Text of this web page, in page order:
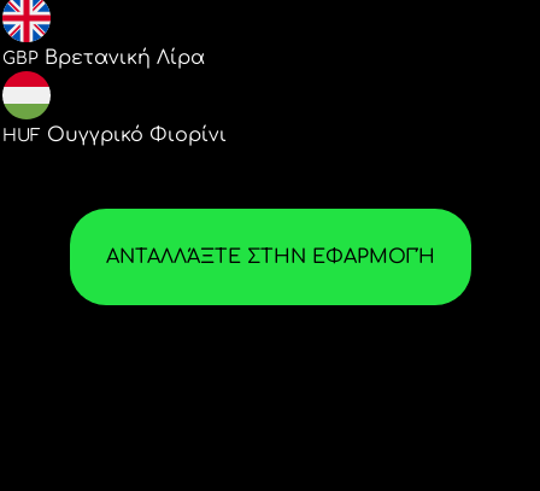
GBP Βρετανική Λίρα
HUF Ουγγρικό Φιορίνι
ΑΝΤΑΛΛΆΞΤΕ ΣΤΗΝ ΕΦΑΡΜΟΓΉ